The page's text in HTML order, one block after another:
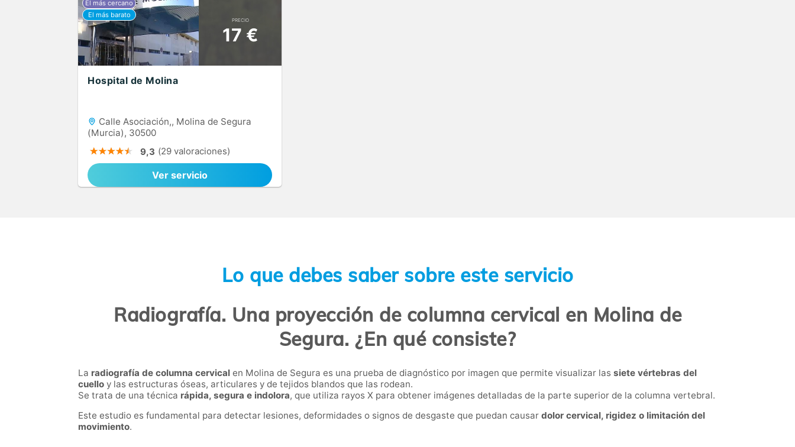
PRECIO
17 €
Hospital de Molina
Calle Asociación,, Molina de Segura
(Murcia), 30500
9,3 (29 valoraciones)
Ver servicio
Lo que debes saber sobre este servicio
Radiografía. Una proyección de columna cervical en Molina de
Segura. ¿En qué consiste?
La radiografía de columna cervical en Molina de Segura es una prueba de diagnóstico por imagen que permite visualizar las siete vértebras del
cuello y las estructuras óseas, articulares y de tejidos blandos que las rodean.
Se trata de una técnica rápida, segura e indolora, que utiliza rayos X para obtener imágenes detalladas de la parte superior de la columna vertebral.
Este estudio es fundamental para detectar lesiones, deformidades o signos de desgaste que puedan causar dolor cervical, rigidez o limitación del
movimiento.